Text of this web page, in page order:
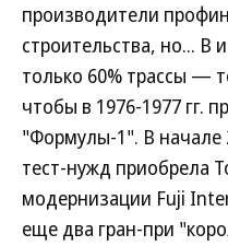
производители
строительства, но... В
только 60% трассы —
чтобы в 1976-1977 гг.
"Формулы-1". В начале
тест-нужд приобрела
модернизации Fuji
еще два гран-при